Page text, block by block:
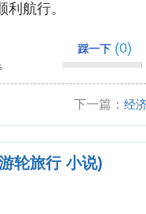
航行。
踩一下 (0)
下一篇：经
轮旅行 小说)